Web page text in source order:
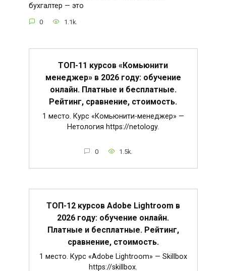
бухгалтер — это
0 1.1k.
ТОП-11 курсов «Комьюнити
менеджер» в 2026 году: обучение
онлайн. Платные и бесплатные.
Рейтинг, сравнение, стоимость.
1 место. Курс «Комьюнити-менеджер» —
Нетология https://netology.
0 1.5k.
ТОП-12 курсов Adobe Lightroom в
2026 году: обучение онлайн.
Платные и бесплатные. Рейтинг,
сравнение, стоимость.
1 место. Курс «Adobe Lightroom» — Skillbox
https://skillbox.